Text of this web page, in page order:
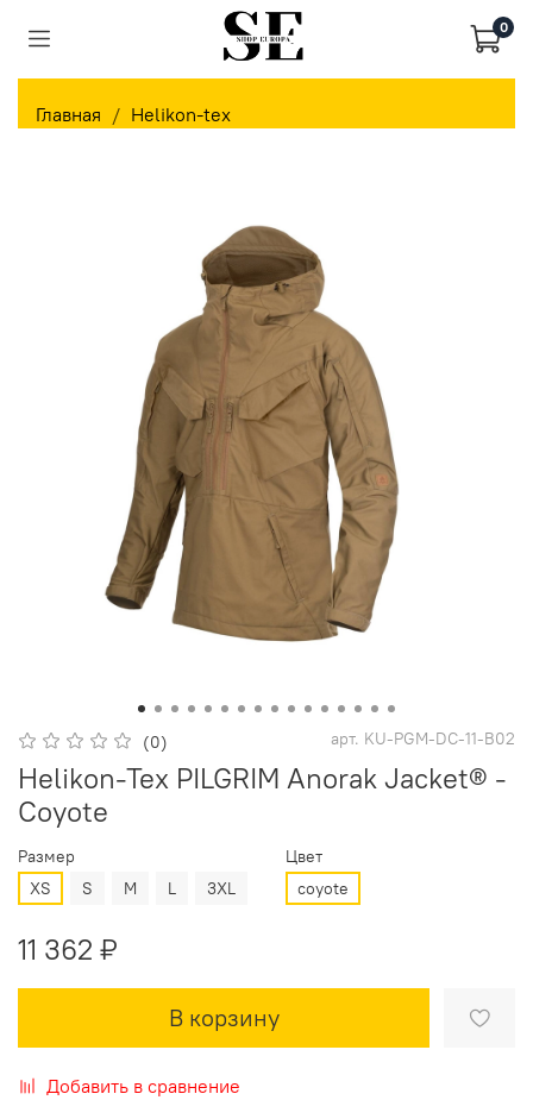
0
Главная Helikon-tex
(0) арт. KU-PGM-DC-11-B02
Helikon-Tex PILGRIM Anorak Jacket® -
Coyote
Размер
XS
S M L 3XL
Цвет
coyote
11 362 ₽
В корзину
Добавить в сравнение